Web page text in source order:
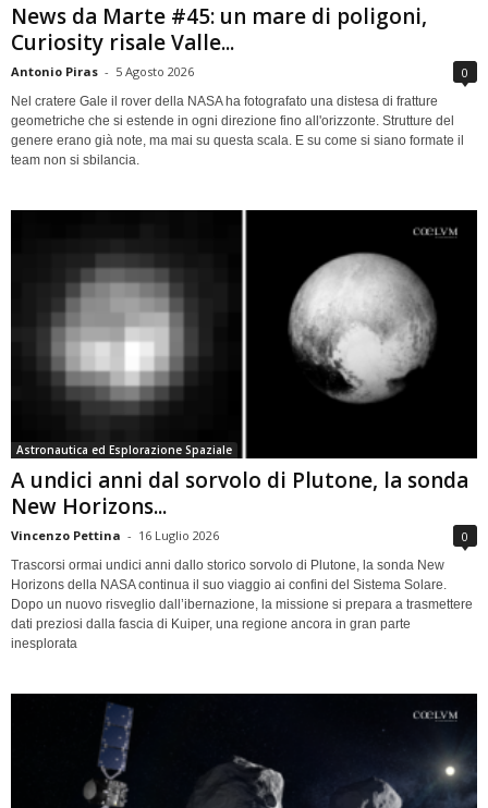
News da Marte #45: un mare di poligoni,
Curiosity risale Valle...
Antonio Piras - 5 Agosto 2026 0
Nel cratere Gale il rover della NASA ha fotografato una distesa di fratture
geometriche che si estende in ogni direzione fino all'orizzonte. Strutture del
genere erano già note, ma mai su questa scala. E su come si siano formate il
team non si sbilancia.
Astronautica ed Esplorazione Spaziale
A undici anni dal sorvolo di Plutone, la sonda
New Horizons...
Vincenzo Pettina - 16 Luglio 2026 0
Trascorsi ormai undici anni dallo storico sorvolo di Plutone, la sonda New
Horizons della NASA continua il suo viaggio ai confini del Sistema Solare.
Dopo un nuovo risveglio dall’ibernazione, la missione si prepara a trasmettere
dati preziosi dalla fascia di Kuiper, una regione ancora in gran parte
inesplorata